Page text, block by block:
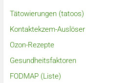
Tätowierungen (tatoos)
Kontaktekzem-Auslöser
Ozon-Rezepte
Gesundheitsfaktoren
FODMAP (Liste)